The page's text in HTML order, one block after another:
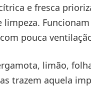
e fresca
limpeza.
pouca
limão,
trazem aquela